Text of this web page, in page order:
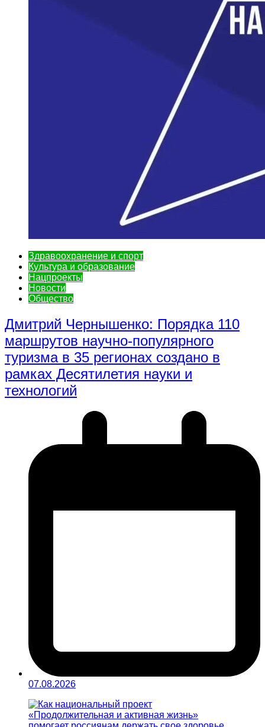
Здравоохранение и спорт
Культура и образование
Нацпроекты
Новости
Общество
Дмитрий Чернышенко: Порядка 110
маршрутов научно-популярного
туризма в 35 регионах создано в
рамках Десятилетия науки и
технологий
07.08.2026